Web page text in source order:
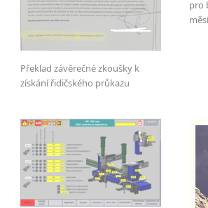
automobilovéhoprůmyslu
lidských zdrojůa personalistiky
elektrotechnického průmyslu
strojírenství
managementu a řízení
marketingu
dopravy a logistiky
ergonomie, fyziologie člověka,
Překlad závěrečné zkoušky k
získání řidičského průkazu
pro